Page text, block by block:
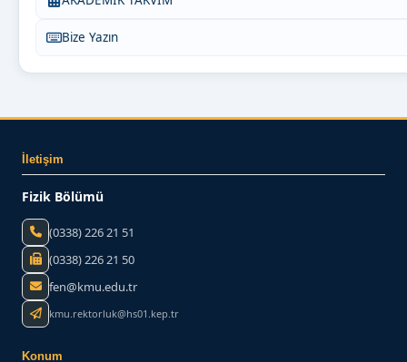
Bize Yazın
İletişim
Fizik Bölümü
(0338) 226 21 51
(0338) 226 21 50
fen@kmu.edu.tr
kmu.rektorluk@hs01.kep.tr
Konum